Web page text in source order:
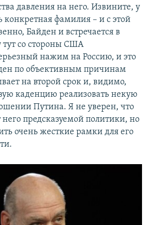
давления на него. Извините, у
конкретная фамилия – и с этой
Байден и встречается в
со стороны США
нажим на Россию, и это
по объективным причинам
на второй срок и, видимо,
каденцию реализовать некую
Путина. Я не уверен, что
предсказуемой политики, но
очень жесткие рамки для его